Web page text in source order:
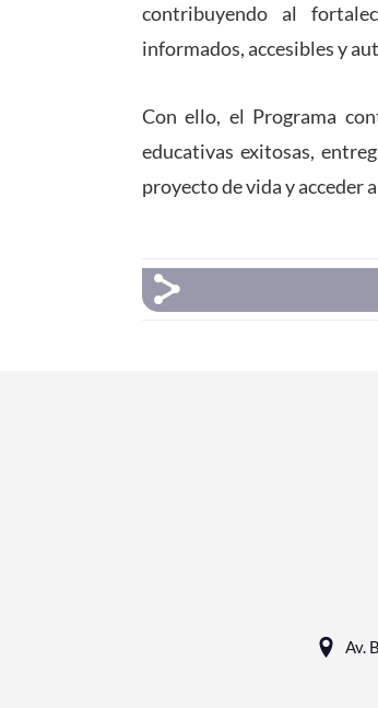
contribuyendo al
informados, accesibles y
Con ello, el Programa
educativas exitosas,
proyecto de vida y acceder
Av.